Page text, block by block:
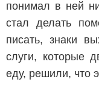
понимал в ней
стал делать
писать, знаки
слуги, которые
еду, решили, что